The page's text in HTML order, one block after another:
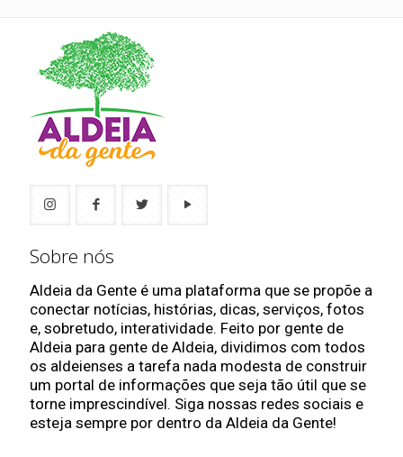
Sobre nós
Aldeia da Gente é uma plataforma que se propõe a
conectar notícias, histórias, dicas, serviços, fotos
e, sobretudo, interatividade. Feito por gente de
Aldeia para gente de Aldeia, dividimos com todos
os aldeienses a tarefa nada modesta de construir
um portal de informações que seja tão útil que se
torne imprescindível. Siga nossas redes sociais e
esteja sempre por dentro da Aldeia da Gente!